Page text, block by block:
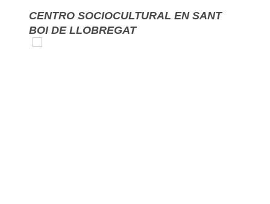
CENTRO SOCIOCULTURAL EN SANT
BOI DE LLOBREGAT